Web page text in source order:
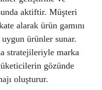
aktiftir. Müşteri
alarak ürün gamını
ürünler sunar.
stratejileriyle marka
gözünde
oluşturur.